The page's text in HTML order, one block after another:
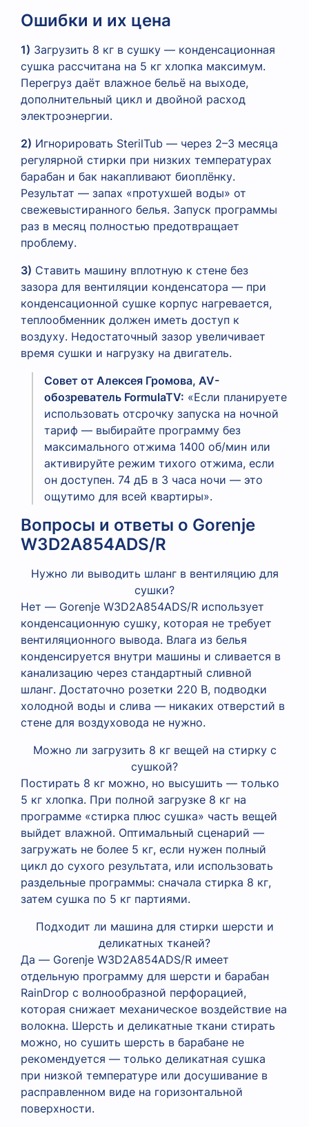
Ошибки и их цена
1) Загрузить 8 кг в сушку — конденсационная
сушка рассчитана на 5 кг хлопка максимум.
Перегруз даёт влажное бельё на выходе,
дополнительный цикл и двойной расход
электроэнергии.
2) Игнорировать SterilTub — через 2–3 месяца
регулярной стирки при низких температурах
барабан и бак накапливают биоплёнку.
Результат — запах «протухшей воды» от
свежевыстиранного белья. Запуск программы
раз в месяц полностью предотвращает
проблему.
3) Ставить машину вплотную к стене без
зазора для вентиляции конденсатора — при
конденсационной сушке корпус нагревается,
теплообменник должен иметь доступ к
воздуху. Недостаточный зазор увеличивает
время сушки и нагрузку на двигатель.
Совет от Алексея Громова, AV-
обозреватель FormulaTV: «Если планируете
использовать отсрочку запуска на ночной
тариф — выбирайте программу без
максимального отжима 1400 об/мин или
активируйте режим тихого отжима, если
он доступен. 74 дБ в 3 часа ночи — это
ощутимо для всей квартиры».
Вопросы и ответы о Gorenje
W3D2A854ADS/R
Нужно ли выводить шланг в вентиляцию для
сушки?
Нет — Gorenje W3D2A854ADS/R использует
конденсационную сушку, которая не требует
вентиляционного вывода. Влага из белья
конденсируется внутри машины и сливается в
канализацию через стандартный сливной
шланг. Достаточно розетки 220 В, подводки
холодной воды и слива — никаких отверстий в
стене для воздуховода не нужно.
Можно ли загрузить 8 кг вещей на стирку с
сушкой?
Постирать 8 кг можно, но высушить — только
5 кг хлопка. При полной загрузке 8 кг на
программе «стирка плюс сушка» часть вещей
выйдет влажной. Оптимальный сценарий —
загружать не более 5 кг, если нужен полный
цикл до сухого результата, или использовать
раздельные программы: сначала стирка 8 кг,
затем сушка по 5 кг партиями.
Подходит ли машина для стирки шерсти и
деликатных тканей?
Да — Gorenje W3D2A854ADS/R имеет
отдельную программу для шерсти и барабан
RainDrop с волнообразной перфорацией,
которая снижает механическое воздействие на
волокна. Шерсть и деликатные ткани стирать
можно, но сушить шерсть в барабане не
рекомендуется — только деликатная сушка
при низкой температуре или досушивание в
расправленном виде на горизонтальной
поверхности.